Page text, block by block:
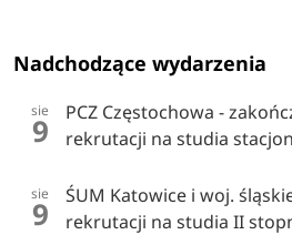
Nadchodzące wydarzenia
sie
9
PCZ Częstochowa -
rekrutacji na studia
sie
9
ŚUM Katowice i woj.
rekrutacji na studia II